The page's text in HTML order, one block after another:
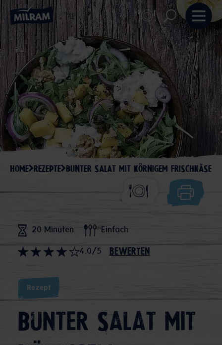
HOME REZEPTE BUNTER SALAT MIT KÖRNIGEM FRISCHKÄSE
20 Minuten Einfach
4.0/5 bewerten
Rezept
Bunter Salat mit